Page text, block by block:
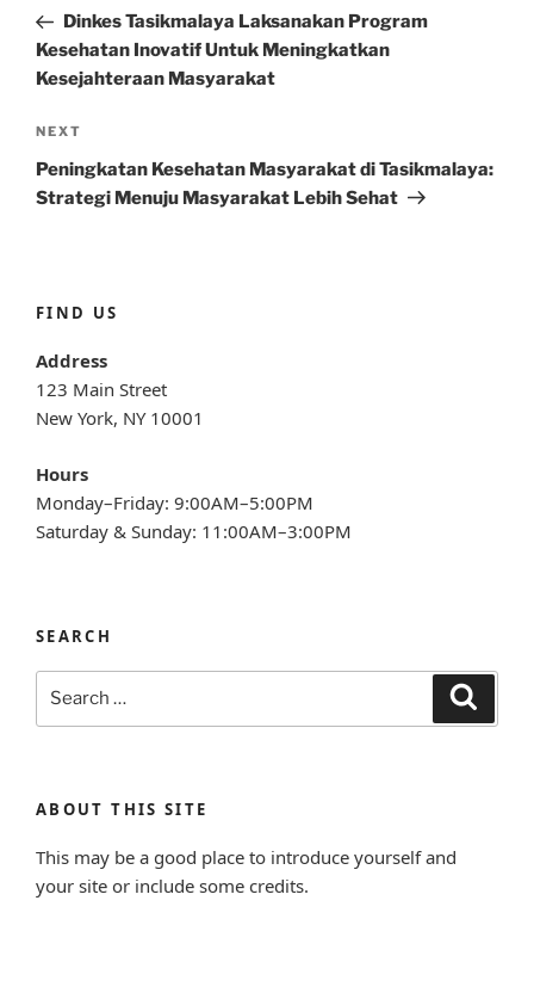
PostDinkes Tasikmalaya Laksanakan Program
Kesehatan Inovatif Untuk Meningkatkan
Kesejahteraan Masyarakat
Next
Post
NEXT
Peningkatan Kesehatan Masyarakat di Tasikmalaya:
Strategi Menuju Masyarakat Lebih Sehat
FIND US
Address
123 Main Street
New York, NY 10001
Hours
Monday–Friday: 9:00AM–5:00PM
Saturday & Sunday: 11:00AM–3:00PM
SEARCH
ABOUT THIS SITE
This may be a good place to introduce yourself and
your site or include some credits.